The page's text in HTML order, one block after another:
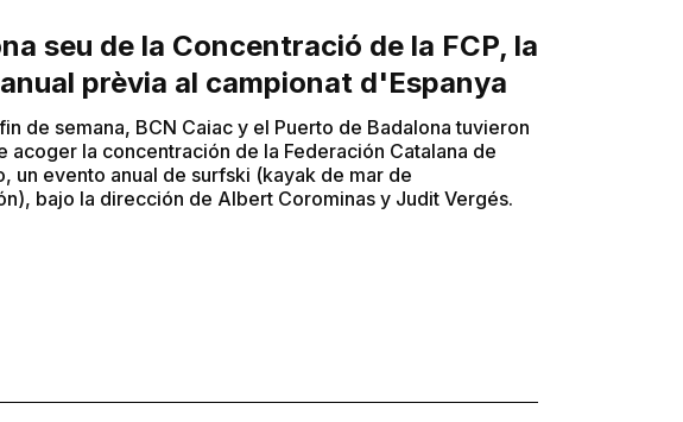
seu de la Concentració de la FCP, la
prèvia al campionat d'Espanya
de semana, BCN Caiac y el Puerto de Badalona tuvieron
acoger la concentración de la Federación Catalana de
un evento anual de surfski (kayak de mar de
bajo la dirección de Albert Corominas y Judit Vergés.